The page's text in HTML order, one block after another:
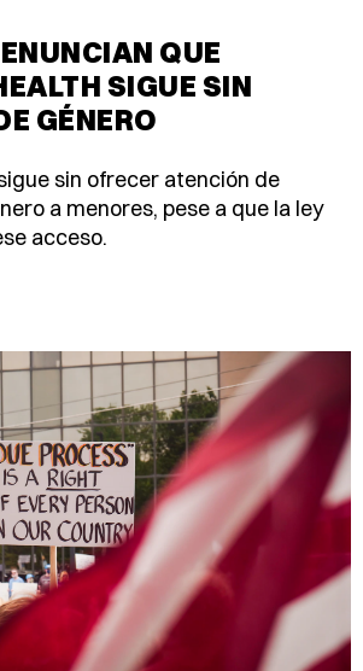
QUE
SIGUE SIN
GÉNERO
sin ofrecer atención de
a menores, pese a que la ley
acceso.